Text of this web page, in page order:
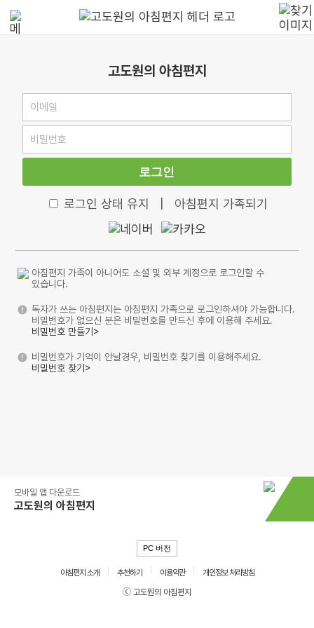
고도원의 아침편지
로그인
로그인 상태 유지 아침편지 가족되기
아침편지 가족이 아니어도 소셜 및 외부 계정으로 로그인할 수
있습니다.
독자가 쓰는 아침편지는 아침편지 가족으로 로그인하셔야 가능합니다.
비밀번호가 없으신 분은 비밀번호를 만드신 후에 이용해 주세요.
비밀번호 만들기>
비밀번호가 기억이 안날경우, 비밀번호 찾기를 이용해주세요.
비밀번호 찾기>
모바일 앱 다운로드
고도원의 아침편지
PC 버전
아침편지 소개 추천하기 이용약관
개인정보 처리방침
ⓒ 고도원의 아침편지